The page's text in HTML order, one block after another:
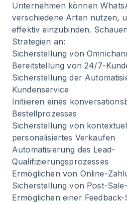
Unternehmen können
verschiedene Arten nutzen,
effektiv einzubinden.
Strategien an:
Sicherstellung von
Bereitstellung von 24/7-
Sicherstellung der
Kundenservice
Initiieren eines
Bestellprozesses
Sicherstellung von
personalisiertes Verkaufen
Automatisierung des Lead-
Qualifizierungsprozesses
Ermöglichen von Online-
Sicherstellung von Post-
Ermöglichen einer Feedback-